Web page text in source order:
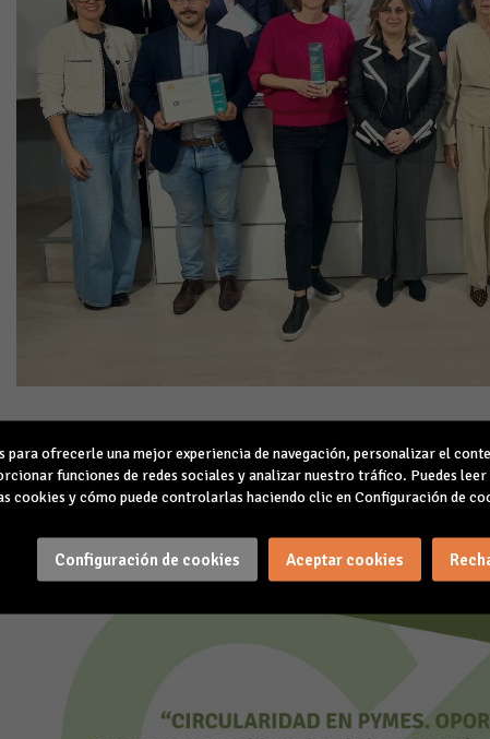
ACCEDER A LA NOTA DE PRENSA DEL
DESCARGAR LA MEMORIA DE LA
OTRAS ACTIVIDADES
para ofrecerle una mejor experiencia de navegación, personalizar el
funciones de redes sociales y analizar nuestro tráfico. Puedes leer
cookies y cómo puede controlarlas haciendo clic en Configuración de
Configuración de cookies Aceptar cookies